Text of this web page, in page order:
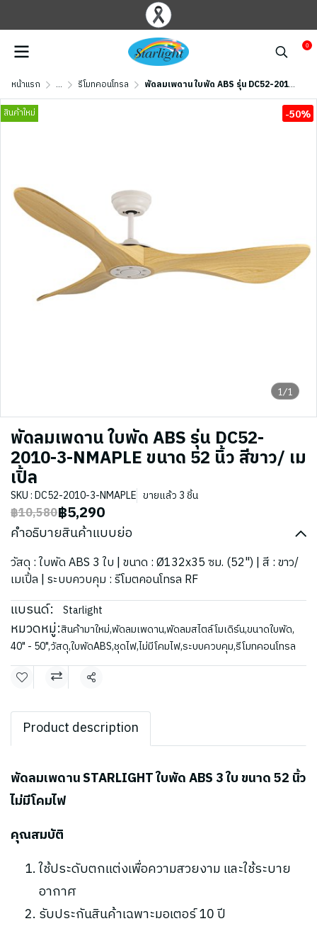
0
หน้าแรก ... รีโมทคอนโทรล พัดลมเพดาน ใบพัด ABS รุ่น DC52-2010-3-NMAPLE ขนาด 52 นิ้ว สีขาว/ เมเปิ้ล
1/1
สินค้าใหม่ -50%
พัดลมเพดาน ใบพัด ABS รุ่น DC52-
2010-3-NMAPLE ขนาด 52 นิ้ว สีขาว/ เม
เปิ้ล
SKU : DC52-2010-3-NMAPLE ขายแล้ว 3 ชิ้น
฿10,580฿5,290
คำอธิบายสินค้าแบบย่อ
วัสดุ : ใบพัด ABS 3 ใบ | ขนาด : Ø132x35 ซม. (52") | สี : ขาว/
เมเปิ้ล | ระบบควบคุม : รีโมตคอนโทรล RF
แบรนด์: Starlight
หมวดหมู่:สินค้ามาใหม่,พัดลมเพดาน,พัดลมสไตล์โมเดิร์น,ขนาดใบพัด,
40" - 50",วัสดุ,ใบพัดABS,ชุดไฟ,ไม่มีโคมไฟ,ระบบควบคุม,รีโมทคอนโทรล
แชร์
Product description
พัดลมเพดาน STARLIGHT ใบพัด ABS 3 ใบ ขนาด 52 นิ้ว
ไม่มีโคมไฟ
คุณสมบัติ
ใช้ประดับตกแต่งเพื่อความสวยงาม และใช้ระบาย
อากาศ
รับประกันสินค้าเฉพาะมอเตอร์ 10 ปี